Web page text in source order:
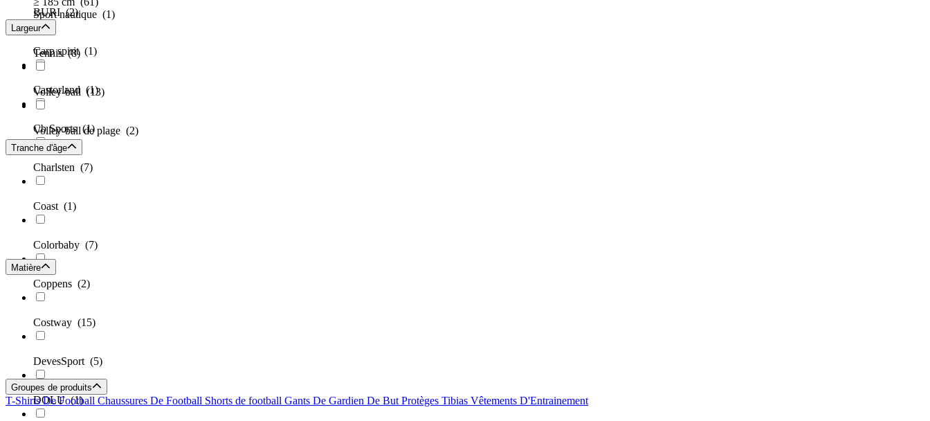
BURI(2)
Carp spirit (1)
Castorland (1)
Cb Sports(1)
Charlsten (7)
Coast (1)
Colorbaby (7)
Coppens (2)
Costway (15)
DevesSport (5)
DOLU(1)
Sport nautique (1)
Tennis(8)
Volley-ball(13)
Volley-ball de plage (2)
Largeur
Tranche d'âge
Matière
Groupes de produits
T-Shirts De Football Chaussures De Football Shorts de football Gants De Gardien De But Protèges Tibias Vêtements D'Entrainement